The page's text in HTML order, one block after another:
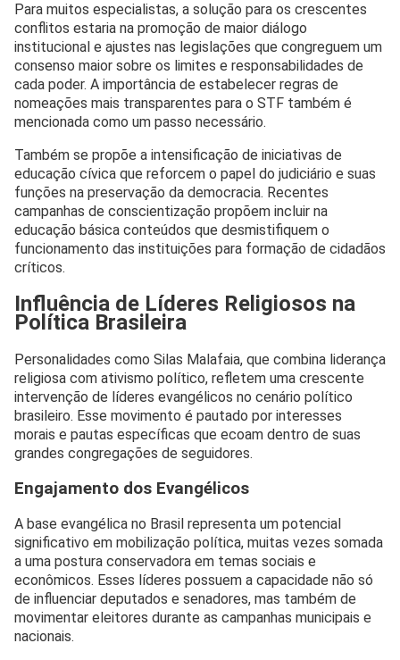
Para muitos especialistas, a solução para os crescentes
conflitos estaria na promoção de maior diálogo
institucional e ajustes nas legislações que congreguem um
consenso maior sobre os limites e responsabilidades de
cada poder. A importância de estabelecer regras de
nomeações mais transparentes para o STF também é
mencionada como um passo necessário.
Também se propõe a intensificação de iniciativas de
educação cívica que reforcem o papel do judiciário e suas
funções na preservação da democracia. Recentes
campanhas de conscientização propõem incluir na
educação básica conteúdos que desmistifiquem o
funcionamento das instituições para formação de cidadãos
críticos.
Influência de Líderes Religiosos na
Política Brasileira
Personalidades como Silas Malafaia, que combina liderança
religiosa com ativismo político, refletem uma crescente
intervenção de líderes evangélicos no cenário político
brasileiro. Esse movimento é pautado por interesses
morais e pautas específicas que ecoam dentro de suas
grandes congregações de seguidores.
Engajamento dos Evangélicos
A base evangélica no Brasil representa um potencial
significativo em mobilização política, muitas vezes somada
a uma postura conservadora em temas sociais e
econômicos. Esses líderes possuem a capacidade não só
de influenciar deputados e senadores, mas também de
movimentar eleitores durante as campanhas municipais e
nacionais.